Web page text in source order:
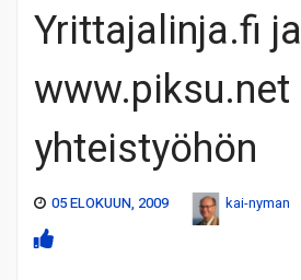
Yrittajalinja.fi ja
www.piksu.net
yhteistyöhön
05 ELOKUUN, 2009 kai-nyman